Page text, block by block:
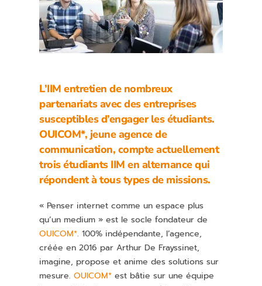
L’IIM entretien de nombreux
partenariats avec des entreprises
susceptibles d’engager les étudiants.
OUICOM*, jeune agence de
communication, compte actuellement
trois étudiants IIM en alternance qui
répondent à tous types de missions.
« Penser internet comme un espace plus
qu’un medium » est le socle fondateur de
OUICOM*. 100% indépendante, l’agence,
créée en 2016 par Arthur De Frayssinet,
imagine, propose et anime des solutionssur
mesure.OUICOM* est bâtie sur une équipe